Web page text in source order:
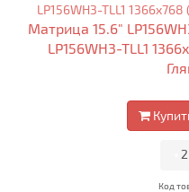
Матрица 15.6"
LP156WH3-TLL1
Код